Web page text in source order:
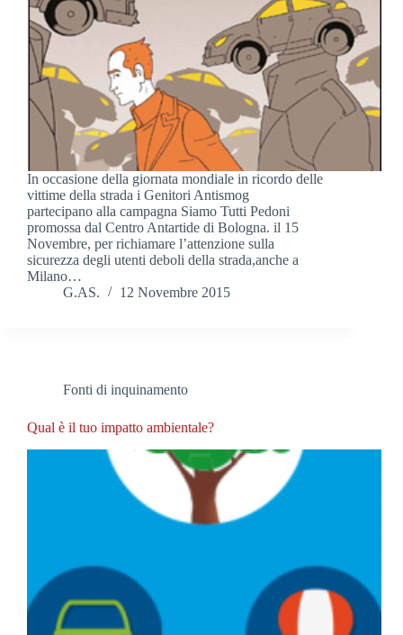
In occasione della giornata mondiale in ricordo delle
vittime della strada i Genitori Antismog
partecipano alla campagna Siamo Tutti Pedoni
promossa dal Centro Antartide di Bologna. il 15
Novembre, per richiamare l’attenzione sulla
sicurezza degli utenti deboli della strada,anche a
Milano…
G.AS.
12 Novembre 2015
Fonti di inquinamento
Qual è il tuo impatto ambientale?